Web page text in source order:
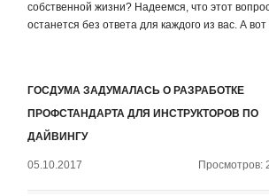
собственной жизни? Надеемся, что этот
останется без ответа для каждого из вас. А
ГОСДУМА ЗАДУМАЛАСЬ О РАЗРАБОТКЕ
ПРОФСТАНДАРТА ДЛЯ ИНСТРУКТОРОВ ПО
ДАЙВИНГУ
05.10.2017 Просмотров: